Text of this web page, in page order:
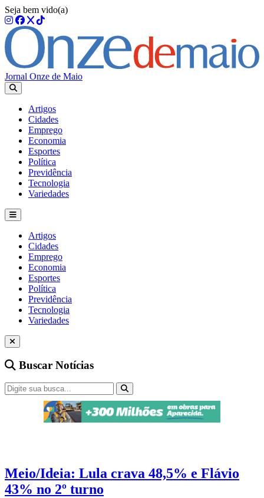
Seja bem vido(a)
Jornal Onze de Maio
Artigos
Cidades
Emprego
Economia
Esportes
Política
Previdência
Tecnologia
Variedades
Artigos
Cidades
Emprego
Economia
Esportes
Política
Previdência
Tecnologia
Variedades
Buscar Notícias
Meio/Ideia: Lula crava 48,5% e Flávio
43% no 2º turno